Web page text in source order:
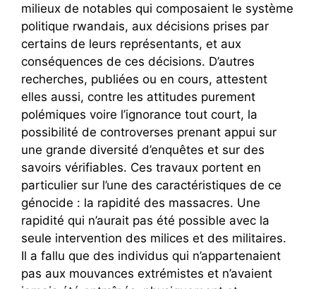
milieux de notables qui composaient le système
politique rwandais, aux décisions prises par
certains de leurs représentants, et aux
conséquences de ces décisions. D’autres
recherches, publiées ou en cours, attestent
elles aussi, contre les attitudes purement
polémiques voire l’ignorance tout court, la
possibilité de controverses prenant appui sur
une grande diversité d’enquêtes et sur des
savoirs vérifiables. Ces travaux portent en
particulier sur l’une des caractéristiques de ce
génocide : la rapidité des massacres. Une
rapidité qui n’aurait pas été possible avec la
seule intervention des milices et des militaires.
Il a fallu que des individus qui n’appartenaient
pas aux mouvances extrémistes et n’avaient